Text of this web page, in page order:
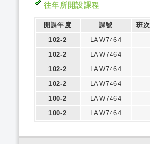
往年所開設課程
開課年度 課號 班次
102-2
LAW7464
102-2
LAW7464
102-2
LAW7464
102-2
LAW7464
100-2
LAW7464
100-2
LAW7464